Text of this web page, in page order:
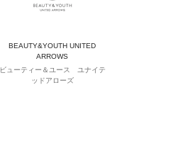
BEAUTY&YOUTH UNITED
ARROWS
ビューティー＆ユース ユナイテ
ッドアローズ